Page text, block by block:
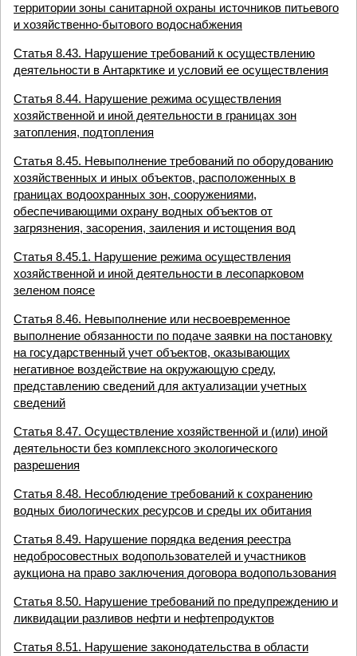
территории зоны санитарной охраны источников питьевого
и хозяйственно-бытового водоснабжения
Статья 8.43. Нарушение требований к осуществлению
деятельности в Антарктике и условий ее осуществления
Статья 8.44. Нарушение режима осуществления
хозяйственной и иной деятельности в границах зон
затопления, подтопления
Статья 8.45. Невыполнение требований по оборудованию
хозяйственных и иных объектов, расположенных в
границах водоохранных зон, сооружениями,
обеспечивающими охрану водных объектов от
загрязнения, засорения, заиления и истощения вод
Статья 8.45.1. Нарушение режима осуществления
хозяйственной и иной деятельности в лесопарковом
зеленом поясе
Статья 8.46. Невыполнение или несвоевременное
выполнение обязанности по подаче заявки на постановку
на государственный учет объектов, оказывающих
негативное воздействие на окружающую среду,
представлению сведений для актуализации учетных
сведений
Статья 8.47. Осуществление хозяйственной и (или) иной
деятельности без комплексного экологического
разрешения
Статья 8.48. Несоблюдение требований к сохранению
водных биологических ресурсов и среды их обитания
Статья 8.49. Нарушение порядка ведения реестра
недобросовестных водопользователей и участников
аукциона на право заключения договора водопользования
Статья 8.50. Нарушение требований по предупреждению и
ликвидации разливов нефти и нефтепродуктов
Статья 8.51. Нарушение законодательства в области